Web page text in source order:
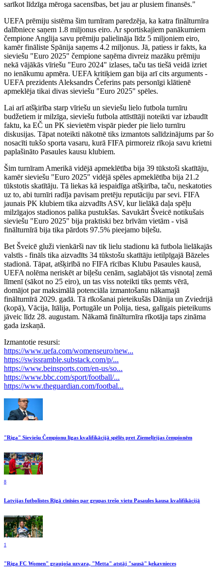
sarīkot līdzīga mēroga sacensības, bet jau ar plusiem finansēs."
UEFA prēmiju sistēma šim turnīram paredzēja, ka katra finālturnīra
dalībniece saņem 1.8 miljonus eiro. Ar sportiskajiem panākumiem
čempione Anglija savu prēmiju palielināja līdz 5 miljoniem eiro,
kamēr fināliste Spānija saņems 4.2 miljonus. Jā, patiess ir fakts, ka
sieviešu "Euro 2025" čempione saņēma divreiz mazāku prēmiju
nekā vājākās vīriešu "Euro 2024" izlases, taču tas tiešā veidā izriet
no ienākumu apmēra. UEFA kritiķiem gan bija arī cits arguments -
UEFA prezidents Aleksandrs Čeferins pats personīgi klātienē
apmeklēja tikai divas sieviešu "Euro 2025" spēles.
Lai arī atšķirība starp vīriešu un sieviešu lielo futbola turnīru
budžetiem ir milzīga, sieviešu futbola attīstītāji noteikti var izbaudīt
faktu, ka EČ un PK sievietēm vispār pieder pie lielo turnīru
diskusijas. Tāpat noteikti nākotnē tiks izmantots salīdzinājums par šo
nosacīti tukšo sporta vasaru, kurā FIFA pirmoreiz rīkoja savu krietni
paplašināto Pasaules kausu klubiem.
Šim turnīram Amerikā vidējā apmeklētība bija 39 tūkstoši skatītāju,
kamēr sieviešu "Euro 2025" vidējā spēles apmeklētība bija 21.2
tūkstotis skatītāju. Tā liekas kā iespaidīga atšķirība, taču, neskatoties
uz to, abi turnīri radīja pavisam pretēju reputāciju par sevi. FIFA
jaunais PK klubiem tika aizvadīts ASV, kur lielākā daļa spēļu
milzīgajos stadionos palika pustukšas. Savukārt Šveicē notikušais
sieviešu "Euro 2025" bija praktiski bez brīvām vietām - visā
finālturnīrā bija tika pārdots 97.5% pieejamo biļešu.
Bet Šveicē gluži vienkārši nav tik lielu stadionu kā futbola lielākajās
valstīs - fināls tika aizvadīts 34 tūkstošu skatītāju ietilpīgajā Bāzeles
stadionā. Tāpat, atšķirībā no FIFA rīcības Klubu Pasaules kausā,
UEFA nolēma neriskēt ar biļešu cenām, saglabājot tās visnotaļ zemā
līmenī (sākot no 25 eiro), un tas viss noteikti tiks ņemts vērā,
domājot par maksimālā potenciāla izmantošanu nākamajā
finālturnīrā 2029. gadā. Tā rīkošanai pieteikušās Dānija un Zviedrijā
(kopā), Vācija, Itālija, Portugāle un Polija, tiesa, galīgais pieteikums
jāveic līdz 28. augustam. Nākamā finālturnīra rīkotāja taps zināma
gada izskaņā.
Izmantotie resursi:
https://www.uefa.com/womenseuro/new...
https://swissramble.substack.com/p/...
https://www.beinsports.com/en-us/so...
https://www.bbc.com/sport/football/...
https://www.theguardian.com/footbal...
"Riga" Sieviešu Čempionu līgas kvalifikācijā spēlēs pret Ziemeļīrijas čempionēm
8
Latvijas futbolistes Rīgā cīnīsies par grupas trešo vietu Pasaules kausa kvalifikācijā
1
"Riga FC Women" graujoša uzvara, "Metta" atstāj "sausā" ķekavnieces